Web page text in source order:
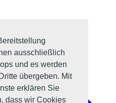
ausschließlich
und es werden
übergeben. Mit
erklären Sie
dass wir Cookies